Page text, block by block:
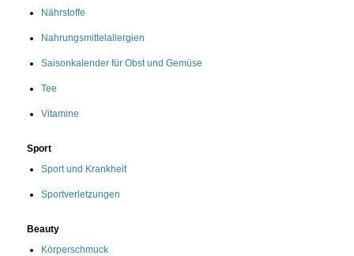
Nährstoffe
Nahrungsmittelallergien
Saisonkalender für Obst und Gemüse
Tee
Vitamine
Sport
Sport und Krankheit
Sportverletzungen
Beauty
Körperschmuck